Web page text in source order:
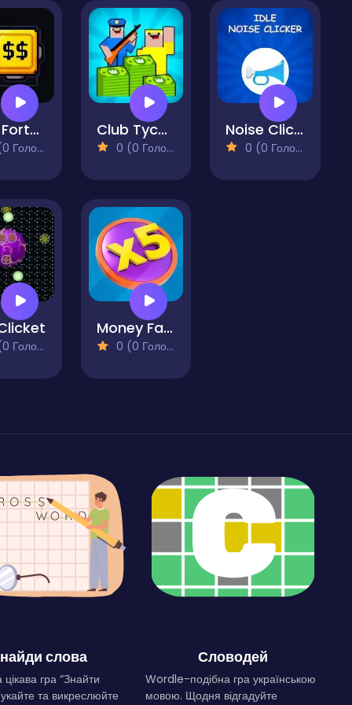
Pixel Fortune Factory Club Tycoon: Idle Clicker
0 (0 Голосів)
Noise Clicker
0 (0 Голосів)
Money Factory - Earn a Billion
0 (0 Голосів)
слова
гра “Знайти
та викреслюйте
Словодей
Wordle-подібна гра українською
мовою. Щодня відгадуйте